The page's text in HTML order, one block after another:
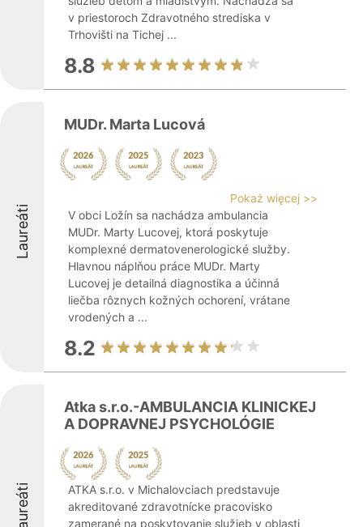
v priestoroch Zdravotného strediska v
Trhovišti na Tichej ...
8.8
Laureáti
MUDr. Marta Lucová
Pokaż więcej >>
V obci Ložín sa nachádza ambulancia
MUDr. Marty Lucovej, ktorá poskytuje
komplexné dermatovenerologické služby.
Hlavnou náplňou práce MUDr. Marty
Lucovej je detailná diagnostika a účinná
liečba rôznych kožných ochorení, vrátane
vrodených a ...
8.2
Laureáti
Atka s.r.o.-AMBULANCIA KLINICKEJ
A DOPRAVNEJ PSYCHOLÓGIE
ATKA s.r.o. v Michalovciach predstavuje
akreditované zdravotnícke pracovisko
zamerané na poskytovanie služieb v oblasti